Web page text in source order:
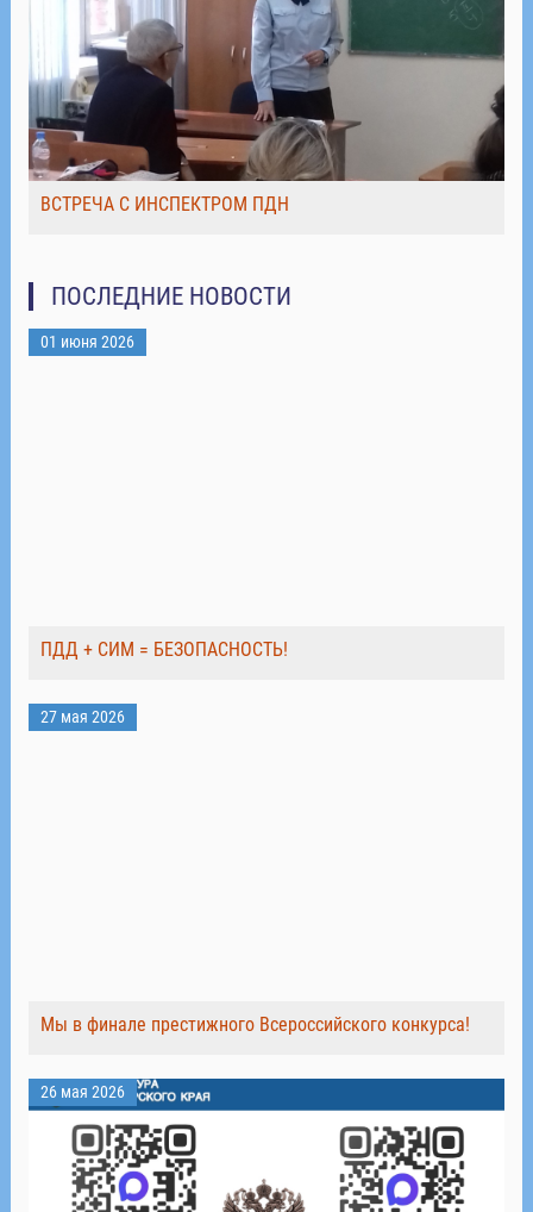
ВСТРЕЧА С ИНСПЕКТРОМ ПДН
ПОСЛЕДНИЕ НОВОСТИ
01 июня 2026
ПДД + СИМ = БЕЗОПАСНОСТЬ!
27 мая 2026
Мы в финале престижного Всероссийского конкурса!
26 мая 2026